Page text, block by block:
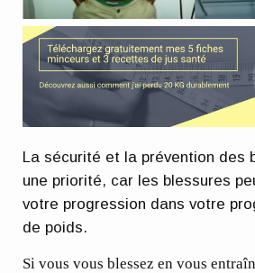
La sécurité et la prévention des
une priorité, car les blessures
votre progression dans votre
de poids.
Si vous vous blessez en vous